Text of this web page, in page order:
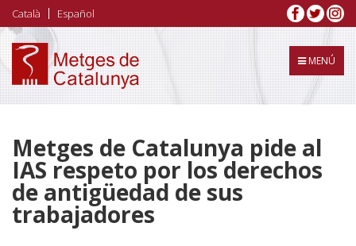
Pasar
al
contenido
principal
Català Español
MENÚ
Metges de Catalunya pide al
IAS respeto por los derechos
de antigüedad de sus
trabajadores